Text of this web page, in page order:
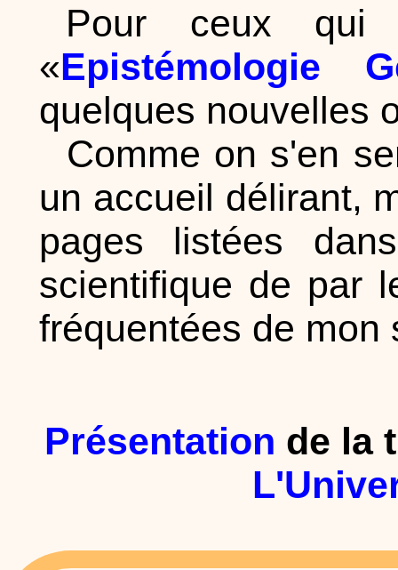
Pour ceux
«Epistémologie
quelques nouvelles
Comme on s'en
un accueil délirant,
pages listées
scientifique de par
fréquentées de mon
Présentation de la